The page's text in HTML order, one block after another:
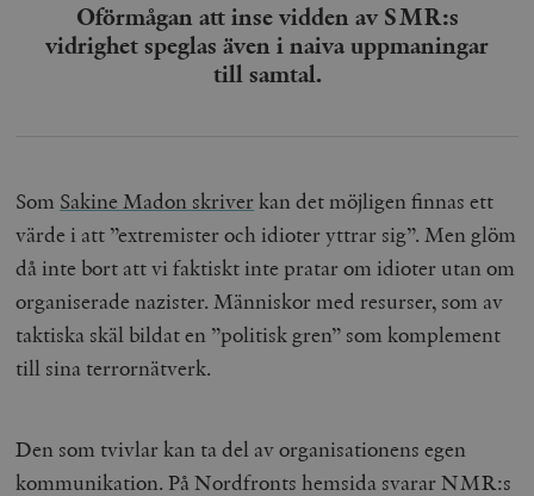
Oförmågan att inse vidden av SMR:s
vidrighet speglas även i naiva uppmaningar
till samtal.
Som Sakine Madon skriverkan det möjligen finnas ett
värde i att ”extremister och idioter yttrar sig”. Men glöm
då inte bort att vi faktiskt inte pratar om idioter utan om
organiserade nazister. Människor med resurser, som av
taktiska skäl bildat en ”politisk gren” som komplement
till sina terrornätverk.
Den som tvivlar kan ta del av organisationens egen
kommunikation. På Nordfronts hemsida svarar NMR:s